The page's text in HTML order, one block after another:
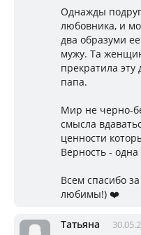
Однажды
любовника, и
два образуми
мужу. Та
прекратила
папа.
Мир не черно-
смысла
ценности
Верность - одна
Всем спасибо
любимы!) ❤️
Татьяна